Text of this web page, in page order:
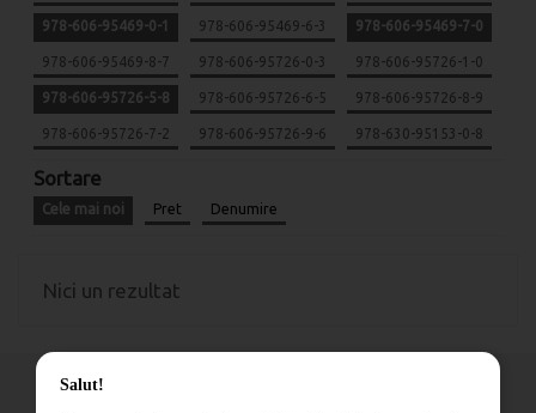
978-606-95469-0-1 978-606-95469-6-3 978-606-95469-7-0
978-606-95469-8-7 978-606-95726-0-3 978-606-95726-1-0
978-606-95726-5-8 978-606-95726-6-5 978-606-95726-8-9
978-606-95726-7-2 978-606-95726-9-6 978-630-95153-0-8
Sortare
Cele mai noi Pret Denumire
Nici un rezultat
Salut!